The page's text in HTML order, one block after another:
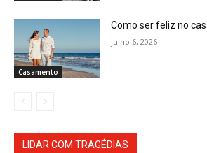
Casamento
Como ser feliz no
julho 6, 2026
LIDAR COM TRAGÉDIAS